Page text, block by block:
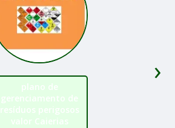
plano de
gerenciamento de
resíduos perigosos
valor Caierias
›